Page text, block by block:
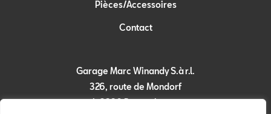
Pièces/Accessoires
Contact
Garage Marc Winandy S.à r.l.
326, route de Mondorf
L-3260 Bettembourg